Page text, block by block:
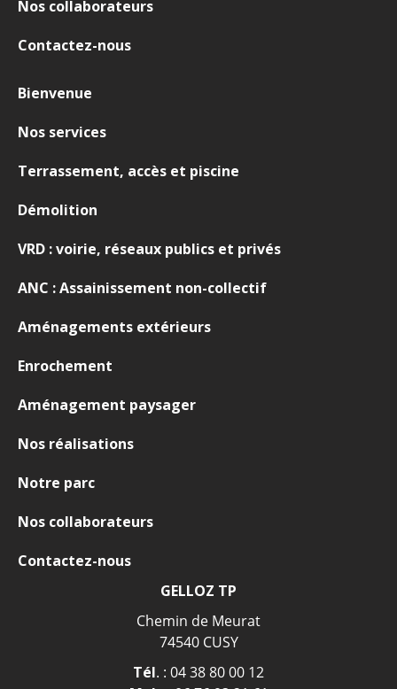
Nos collaborateurs
Contactez-nous
Bienvenue
Nos services
Terrassement, accès et piscine
Démolition
VRD : voirie, réseaux publics et privés
ANC : Assainissement non-collectif
Aménagements extérieurs
Enrochement
Aménagement paysager
Nos réalisations
Notre parc
Nos collaborateurs
Contactez-nous
GELLOZ TP
Chemin de Meurat
74540 CUSY
Tél. : 04 38 80 00 12